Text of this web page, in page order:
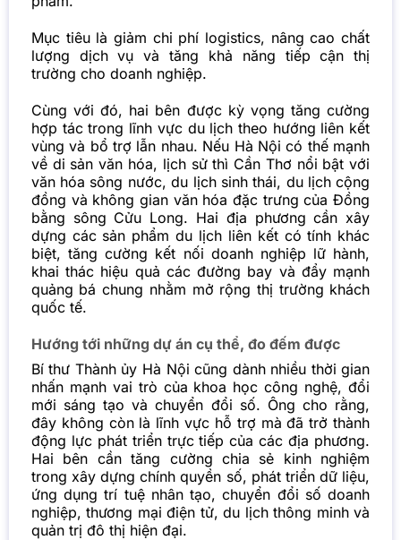
Mục tiêu là giảm chi phí logistics, nâng cao chất
lượng dịch vụ và tăng khả năng tiếp cận thị
trường cho doanh nghiệp.
Cùng với đó, hai bên được kỳ vọng tăng cường
hợp tác trong lĩnh vực du lịch theo hướng liên kết
vùng và bổ trợ lẫn nhau. Nếu Hà Nội có thế mạnh
về di sản văn hóa, lịch sử thì Cần Thơ nổi bật với
văn hóa sông nước, du lịch sinh thái, du lịch cộng
đồng và không gian văn hóa đặc trưng của Đồng
bằng sông Cửu Long. Hai địa phương cần xây
dựng các sản phẩm du lịch liên kết có tính khác
biệt, tăng cường kết nối doanh nghiệp lữ hành,
khai thác hiệu quả các đường bay và đẩy mạnh
quảng bá chung nhằm mở rộng thị trường khách
quốc tế.
Hướng tới những dự án cụ thể, đo đếm được
Bí thư Thành ủy Hà Nội cũng dành nhiều thời gian
nhấn mạnh vai trò của khoa học công nghệ, đổi
mới sáng tạo và chuyển đổi số. Ông cho rằng,
đây không còn là lĩnh vực hỗ trợ mà đã trở thành
động lực phát triển trực tiếp của các địa phương.
Hai bên cần tăng cường chia sẻ kinh nghiệm
trong xây dựng chính quyền số, phát triển dữ liệu,
ứng dụng trí tuệ nhân tạo, chuyển đổi số doanh
nghiệp, thương mại điện tử, du lịch thông minh và
quản trị đô thị hiện đại.